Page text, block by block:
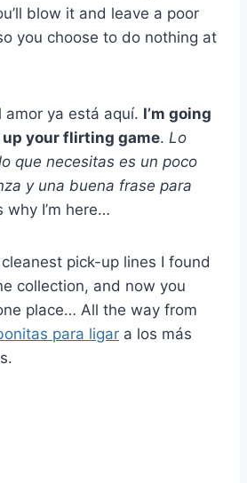
blow it and leave a poor
you choose to do nothing at
ya está aquí. I’m going
your flirting game. Lo
que necesitas es un poco
y una buena frase para
why I’m here…
pick-up lines I found
collection, and now you
place… All the way from
para ligar a los más